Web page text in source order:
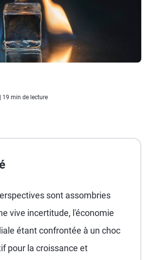
| 19 min de lecture
sont assombries
vive incertitude, l'économie
étant confrontée à un choc
pour la croissance et